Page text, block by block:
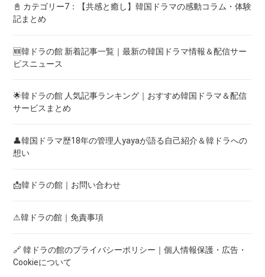
📓 カテゴリー7：【共感と癒し】韓国ドラマの感動コラム・体験
記まとめ
🆕韓ドラの館 新着記事一覧｜最新の韓国ドラマ情報＆配信サー
ビスニュース
🌟韓ドラの館 人気記事ランキング｜おすすめ韓国ドラマ＆配信
サービスまとめ
👤韓国ドラマ歴18年の管理人yayaが語る自己紹介＆韓ドラへの
想い
📩韓ドラの館｜お問い合わせ
⚠韓ドラの館｜免責事項
🔗 韓ドラの館のプライバシーポリシー｜個人情報保護・広告・
Cookieについて